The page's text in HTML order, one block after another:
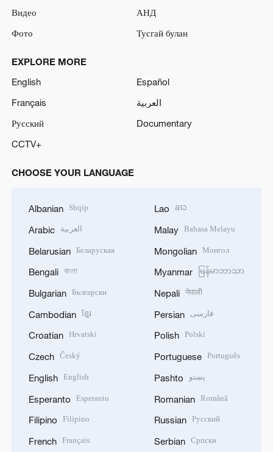
Видео
АНД
Фото
Тусгай булан
EXPLORE MORE
English
Español
Français
العربية
Русский
Documentary
CCTV+
CHOOSE YOUR LANGUAGE
Albanian Shqip
Arabic العربية
Belarusian Беларуская
Bengali বাংলা
Bulgarian Български
Cambodian ខ្មែរ
Croatian Hrvatski
Czech Český
English English
Esperanto Esperanto
Filipino Filipino
French Français
Lao ລາວ
Malay Bahasa Melayu
Mongolian Монгол
Myanmar မြန်မာဘာသာ
Nepali नेपाली
Persian فارسی
Polish Polski
Portuguese Português
Pashto پښتو
Romanian Română
Russian Русский
Serbian Српски